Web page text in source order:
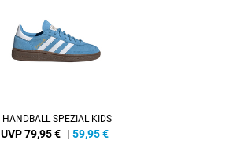
HANDBALL SPEZIAL KIDS
UVP 79,95 € | 59,95€